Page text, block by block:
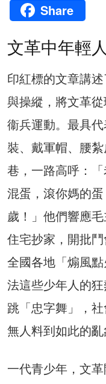
Share
文革中年輕
印紅標的文章講
與操縱，將文革
衞兵運動。最具
裝、戴軍帽、腰
巷，一路高呼：
混蛋，滾你媽的
歲！」他們響應
住宅抄家，開批
全國各地「煽風
法這些少年人的
跳「忠字舞」，
無人料到如此的亂
一代青少年，文